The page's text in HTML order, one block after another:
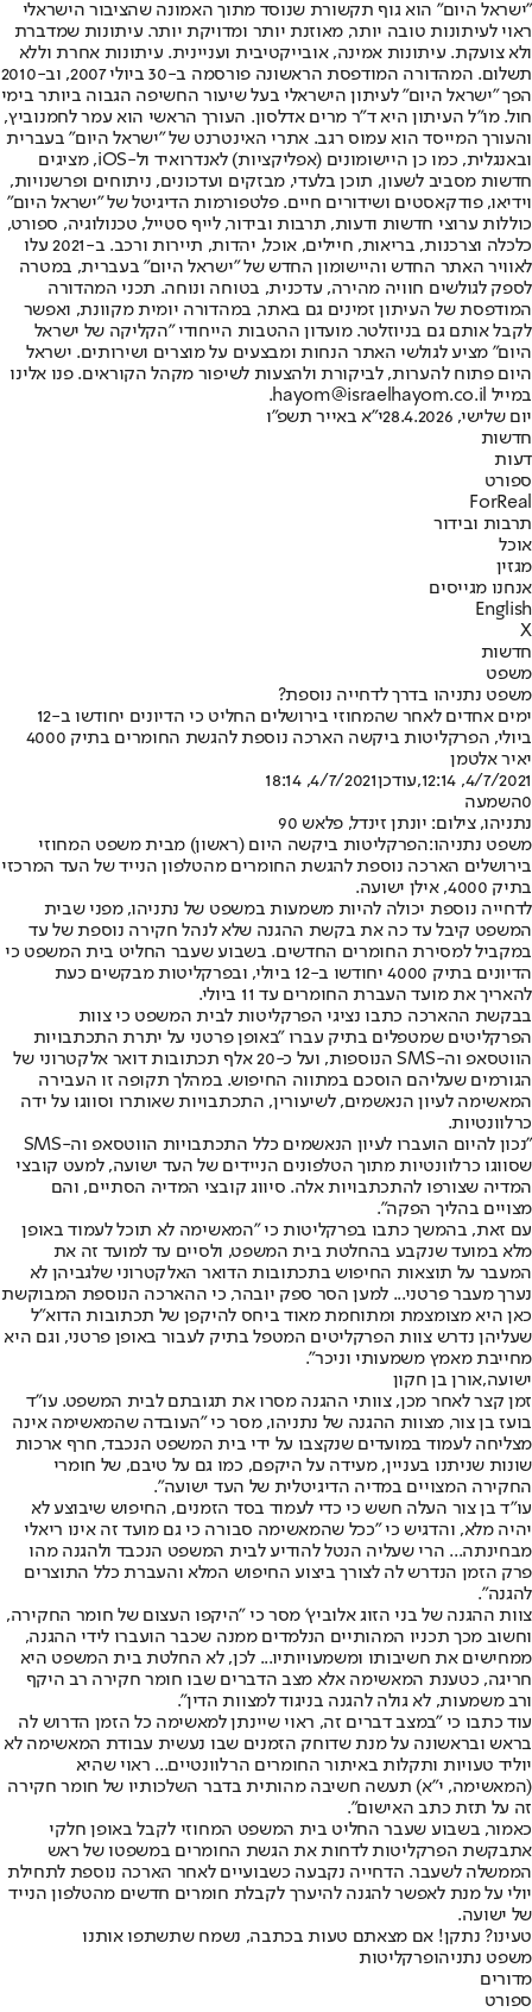
"ישראל היום" הוא גוף תקשורת שנוסד מתוך האמונה שהציבור הישראלי
ראוי לעיתונות טובה יותר, מאוזנת יותר ומדויקת יותר. עיתונות שמדברת
ולא צועקת. עיתונות אמינה, אובייקטיבית ועניינית. עיתונות אחרת וללא
תשלום. המהדורה המודפסת הראשונה פורסמה ב-30 ביולי 2007, וב-2010
הפך "ישראל היום" לעיתון הישראלי בעל שיעור החשיפה הגבוה ביותר בימי
חול. מו"ל העיתון היא ד"ר מרים אדלסון. העורך הראשי הוא עמר לחמנוביץ,
והעורך המייסד הוא עמוס רגב. אתרי האינטרנט של "ישראל היום" בעברית
ובאנגלית, כמו כן היישומונים (אפליקציות) לאנדרואיד ול-iOS, מציגים
חדשות מסביב לשעון, תוכן בלעדי, מבזקים ועדכונים, ניתוחים ופרשנויות,
וידיאו, פודקאסטים ושידורים חיים. פלטפורמות הדיגיטל של "ישראל היום"
כוללות ערוצי חדשות ודעות, תרבות ובידור, לייף סטייל, טכנולוגיה, ספורט,
כלכלה וצרכנות, בריאות, חיילים, אוכל, יהדות, תיירות ורכב. ב-2021 עלו
לאוויר האתר החדש והיישומון החדש של "ישראל היום" בעברית, במטרה
לספק לגולשים חוויה מהירה, עדכנית, בטוחה ונוחה. תכני המהדורה
המודפסת של העיתון זמינים גם באתר, במהדורה יומית מקוונת, ואפשר
לקבל אותם גם בניוזלטר. מועדון ההטבות הייחודי "הקליקה של ישראל
היום" מציע לגולשי האתר הנחות ומבצעים על מוצרים ושירותים. ישראל
היום פתוח להערות, לביקורת ולהצעות לשיפור מקהל הקוראים. פנו אלינו
במייל hayom@israelhayom.co.il.
יום שלישי, 28.4.2026
י"א באייר תשפ"ו
חדשות
דעות
ספורט
ForReal
תרבות ובידור
אוכל
מגזין
אנחנו מגייסים
English
X
חדשות
משפט
משפט נתניהו בדרך לדחייה נוספת?
ימים אחדים לאחר שהמחוזי בירושלים החליט כי הדיונים יחודשו ב-12
ביולי, הפרקליטות ביקשה הארכה נוספת להגשת החומרים בתיק 4000
יאיר אלטמן
4/7/2021, 12:14
,עודכן4/7/2021, 18:14
0השמעה
נתניהו, צילום: יונתן זינדל, פלאש 90
משפט נתניהו:הפרקליטות ביקשה היום (ראשון) מבית משפט המחוזי
בירושלים הארכה נוספת להגשת החומרים מהטלפון הנייד של העד המרכזי
בתיק 4000, אילן ישועה.
לדחייה נוספת יכולה להיות משמעות במשפט של נתניהו, מפני שבית
המשפט קיבל עד כה את בקשת ההגנה שלא לנהל חקירה נוספת של עד
במקביל למסירת החומרים החדשים. בשבוע שעבר החליט בית המשפט כי
הדיונים בתיק 4000 יחודשו ב-12 ביולי, ובפרקליטות מבקשים כעת
להאריך את מועד העברת החומרים עד 11 ביולי.
בבקשת ההארכה כתבו נציגי הפרקליטות לבית המשפט כי צוות
הפרקליטים שמטפלים בתיק עברו "באופן פרטני על יתרת התכתבויות
הווטסאפ וה-SMS הנוספות, ועל כ-20 אלף תכתובות דואר אלקטרוני של
הגורמים שעליהם הוסכם במתווה החיפוש. במהלך תקופה זו העבירה
המאשימה לעיון הנאשמים, לשיעורין, התכתבויות שאותרו וסווגו על ידה
כרלוונטיות.
"נכון להיום הועברו לעיון הנאשמים כלל התכתבויות הווטסאפ וה-SMS
שסווגו כרלוונטיות מתוך הטלפונים הניידים של העד ישועה, למעט קובצי
המדיה שצורפו להתכתבויות אלה. סיווג קובצי המדיה הסתיים, והם
מצויים בהליך הפקה".
עם זאת, בהמשך כתבו בפרקליטות כי "המאשימה לא תוכל לעמוד באופן
מלא במועד שנקבע בהחלטת בית המשפט, ולסיים עד למועד זה את
המעבר על תוצאות החיפוש בתכתובות הדואר האלקטרוני שלגביהן לא
נערך מעבר פרטני... למען הסר ספק יובהר, כי ההארכה הנוספת המבוקשת
כאן היא מצומצמת ומתוחמת מאוד ביחס להיקפן של תכתובות הדוא"ל
שעליהן נדרש צוות הפרקליטים המטפל בתיק לעבור באופן פרטני, וגם היא
מחייבת מאמץ משמעותי וניכר".
ישועה,אורן בן חקון
זמן קצר לאחר מכן, צוותי ההגנה מסרו את תגובתם לבית המשפט. עו"ד
בועז בן צור, מצוות ההגנה של נתניהו, מסר כי "העובדה שהמאשימה אינה
מצליחה לעמוד במועדים שנקצבו על ידי בית המשפט הנכבד, חרף ארכות
שונות שניתנו בעניין, מעידה על היקפם, כמו גם על טיבם, של חומרי
החקירה המצויים במדיה הדיגיטלית של העד ישועה".
עו"ד בן צור העלה חשש כי כדי לעמוד בסד הזמנים, החיפוש שיבוצע לא
יהיה מלא, והדגיש כי "ככל שהמאשימה סבורה כי גם מועד זה אינו ריאלי
מבחינתה... הרי שעליה הנטל להודיע לבית המשפט הנכבד ולהגנה מהו
פרק הזמן הנדרש לה לצורך ביצוע החיפוש המלא והעברת כלל התוצרים
להגנה".
צוות ההגנה של בני הזוג אלוביץ' מסר כי "היקפו העצום של חומר החקירה,
וחשוב מכך תכניו המהותיים הנלמדים ממנה שכבר הועברו לידי ההגנה,
ממחישים את חשיבותו ומשמעויותיו... לכן, לא החלטת בית המשפט היא
חריגה, כטענת המאשימה אלא מצב הדברים שבו חומר חקירה רב היקף
ורב משמעות, לא גולה להגנה בניגוד למצוות הדין".
עוד כתבו כי "במצב דברים זה, ראוי שיינתן למאשימה כל הזמן הדרוש לה
בראש ובראשונה על מנת שדוחק הזמנים שבו נעשית עבודת המאשימה לא
יוליד טעויות ותקלות באיתור החומרים הרלוונטיים... ראוי שהיא
(המאשימה, י"א) תעשה חשיבה מהותית בדבר השלכותיו של חומר חקירה
זה על תזת כתב האישום".
כאמור, בשבוע שעבר החליט בית המשפט המחוזי לקבל באופן חלקי
אתבקשת הפרקליטות לדחות את הגשת החומרים במשפטו של ראש
הממשלה לשעבר. הדחייה נקבעה כשבועיים לאחר הארכה נוספת לתחילת
יולי על מנת לאפשר להגנה להיערך לקבלת חומרים חדשים מהטלפון הנייד
של ישועה.
טעינו? נתקן! אם מצאתם טעות בכתבה, נשמח שתשתפו אותנו
משפט נתניהופרקליטות
מדורים
ספורט